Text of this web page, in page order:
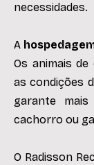
necessidades.
A
Os animais
as condições
garante
cachorro ou
O Radisson